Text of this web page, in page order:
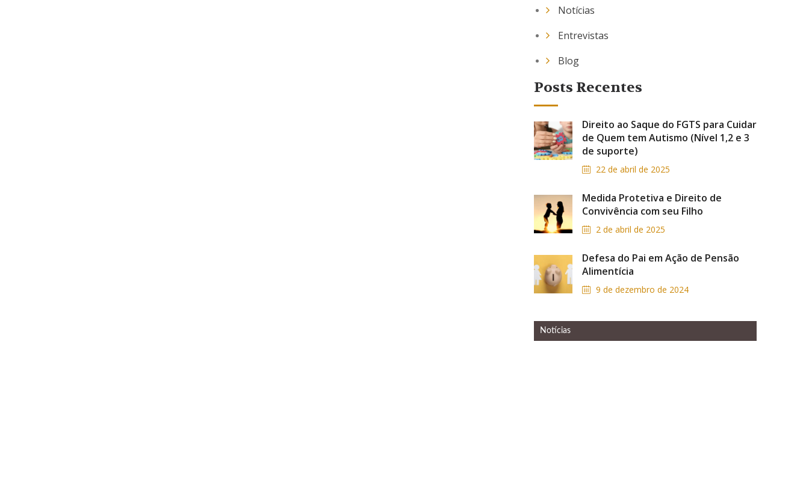
Notícias
Entrevistas
Blog
Posts Recentes
Direito ao Saque do FGTS para Cuidar
de Quem tem Autismo (Nível 1,2 e 3
de suporte)
22 de abril de 2025
Medida Protetiva e Direito de
Convivência com seu Filho
2 de abril de 2025
Defesa do Pai em Ação de Pensão
Alimentícia
9 de dezembro de 2024
Notícias